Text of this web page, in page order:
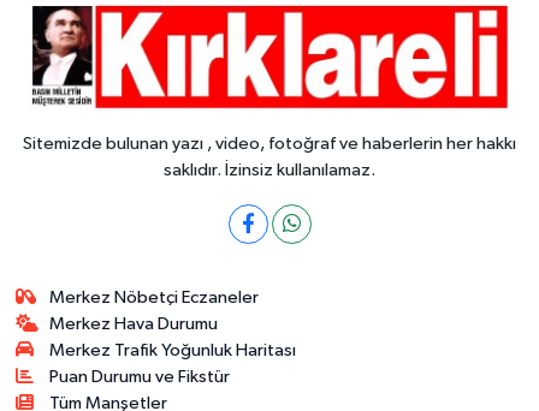
Sitemizde bulunan yazı , video, fotoğraf ve haberlerin her hakkı
saklıdır. İzinsiz kullanılamaz.
Merkez Nöbetçi Eczaneler
Merkez Hava Durumu
Merkez Trafik Yoğunluk Haritası
Puan Durumu ve Fikstür
Tüm Manşetler